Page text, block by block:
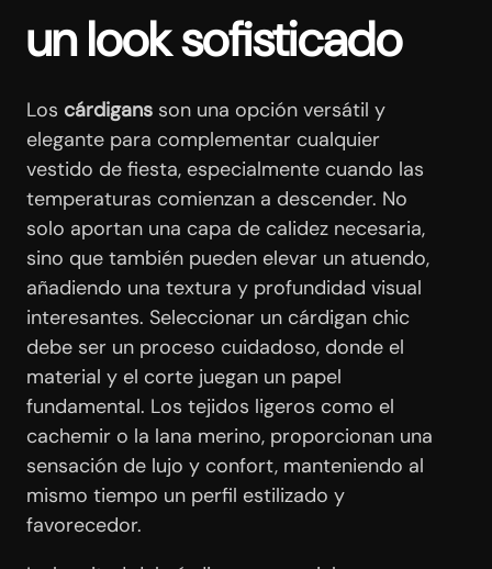
un look sofisticado
Los cárdigans son una opción versátil y
elegante para complementar cualquier
vestido de fiesta, especialmente cuando las
temperaturas comienzan a descender. No
solo aportan una capa de calidez necesaria,
sino que también pueden elevar un atuendo,
añadiendo una textura y profundidad visual
interesantes. Seleccionar un cárdigan chic
debe ser un proceso cuidadoso, donde el
material y el corte juegan un papel
fundamental. Los tejidos ligeros como el
cachemir o la lana merino, proporcionan una
sensación de lujo y confort, manteniendo al
mismo tiempo un perfil estilizado y
favorecedor.